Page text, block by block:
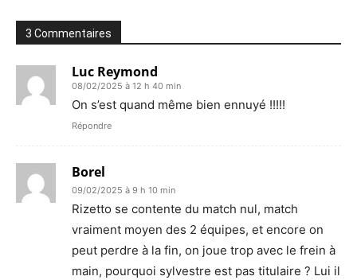
3 Commentaires
Luc Reymond
08/02/2025 à 12 h 40 min
On s’est quand même bien ennuyé !!!!!
Répondre
Borel
09/02/2025 à 9 h 10 min
Rizetto se contente du match nul, match
vraiment moyen des 2 équipes, et encore on
peut perdre à la fin, on joue trop avec le frein à
main, pourquoi sylvestre est pas titulaire ? Lui il